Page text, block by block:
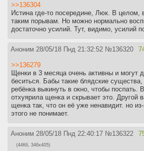
>>136304
Истина где-то посередине, Люк. В целом,
таким порывам. Но можно нормально
достаточно усилий. Тут, видимо, усилий
Аноним 28/05/18 Пнд 21:32:52 №136320
>>136279
Щенки в 3 месяца очень активны и могут
беситься. Бабы такие блядские существа,
ребёнка выкинуть в окно, чтобы поспать.
отхуярила щенка и скрывает это. Другой
щенка так, что он её уже ненавидит. но
этого не понимает.
Аноним 28/05/18 Пнд 22:40:17 №136322
(44Кб, 346x405)